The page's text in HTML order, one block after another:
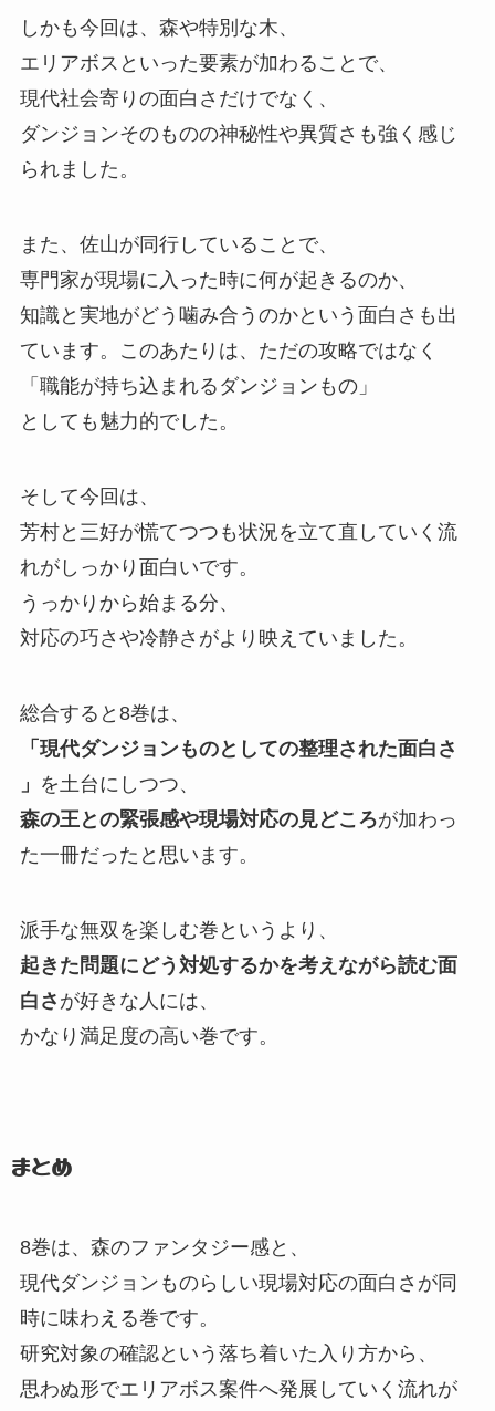
しかも今回は、 森や特別な木、
エリアボスといった要素が加わることで、
現代社会寄りの面白さだけでなく、
ダンジョンそのものの神秘性や異質さも強く感じ
られました。
また、 佐山が同行していることで、
専門家が現場に入った時に何が起きるのか、
知識と実地がどう噛み合うのかという面白さも出
ています。
このあたりは、 ただの攻略ではなく
「職能が持ち込まれるダンジョンもの」
としても魅力的でした。
そして今回は、
芳村と三好が慌てつつも状況を立て直していく流
れがしっかり面白いです。
うっかりから始まる分、
対応の巧さや冷静さがより映えていました。
総合すると8巻は、
「現代ダンジョンものとしての整理された面白さ
」 を土台にしつつ、
森の王との緊張感や現場対応の見どころが加わっ
た一冊だったと思います。
派手な無双を楽しむ巻というより、
起きた問題にどう対処するかを考えながら読む面
白さ が好きな人には、
かなり満足度の高い巻です。
まとめ
8巻は、 森のファンタジー感と、
現代ダンジョンものらしい現場対応の面白さが同
時に味わえる巻です。
研究対象の確認という落ち着いた入り方から、
思わぬ形でエリアボス案件へ発展していく流れが